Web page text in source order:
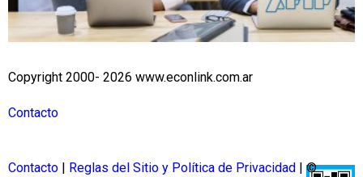
Copyright 2000- 2026 www.econlink.com.ar
Contacto
Contacto | Reglas del Sitio y Política de Privacidad | ©